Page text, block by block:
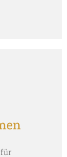
für